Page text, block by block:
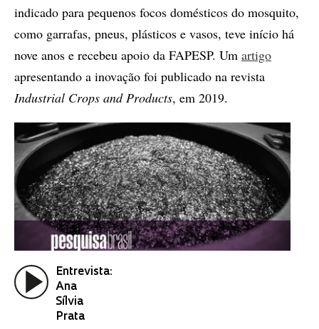
indicado para pequenos focos domésticos do mosquito,
como garrafas, pneus, plásticos e vasos, teve início há
nove anos e recebeu apoio da FAPESP. Um artigo
apresentando a inovação foi publicado na revista
Industrial Crops and Products, em 2019.
Entrevista:
Ana
Sílvia
Prata